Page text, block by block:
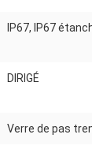
IP67, IP67
DIRIGÉ
Verre de pas